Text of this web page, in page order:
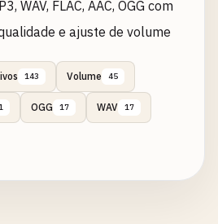
WAV, FLAC, AAC, OGG com
e ajuste de volume
143 Volume 45
OGG 17 WAV 17